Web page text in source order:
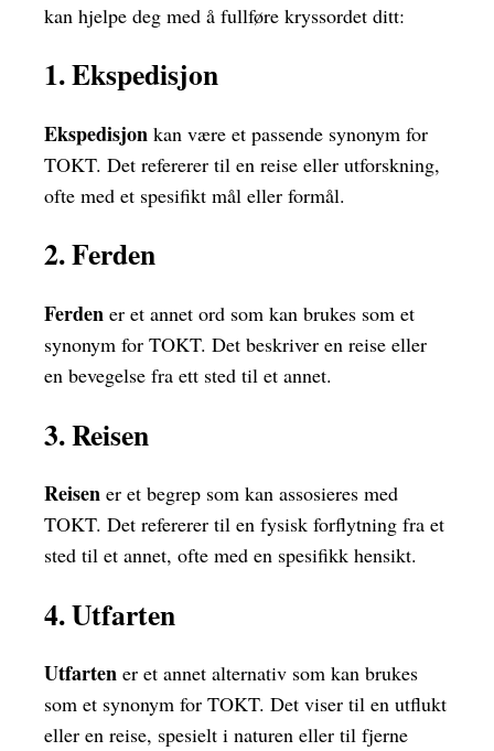
kan hjelpe deg med å fullføre kryssordet ditt:
1. Ekspedisjon
Ekspedisjon kan være et passende synonym for
TOKT. Det refererer til en reise eller utforskning,
ofte med et spesifikt mål eller formål.
2. Ferden
Ferden er et annet ord som kan brukes som et
synonym for TOKT. Det beskriver en reise eller
en bevegelse fra ett sted til et annet.
3. Reisen
Reisen er et begrep som kan assosieres med
TOKT. Det refererer til en fysisk forflytning fra et
sted til et annet, ofte med en spesifikk hensikt.
4. Utfarten
Utfarten er et annet alternativ som kan brukes
som et synonym for TOKT. Det viser til en utflukt
eller en reise, spesielt i naturen eller til fjerne